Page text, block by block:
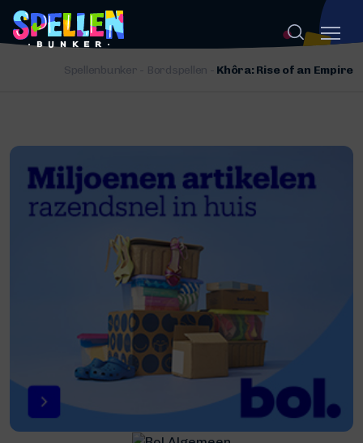
Spellenbunker - Bordspellen - Khôra: Rise of an Empire